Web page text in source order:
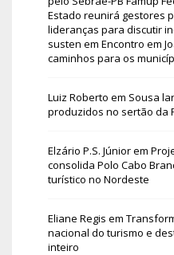
Estado reunirá gestores
lideranças para discutir
susten em Encontro em
caminhos para os
Luiz Roberto em Sousa
produzidos no sertão da
Elzário P.S. Júniorem
consolida Polo Cabo
turístico no Nordeste
Eliane Regis em
nacional do turismo e
inteiro